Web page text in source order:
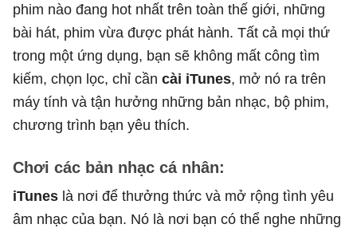
phim nào đang hot nhất trên toàn thế giới, những
bài hát, phim vừa được phát hành. Tất cả mọi thứ
trong một ứng dụng, bạn sẽ không mất công tìm
kiếm, chọn lọc, chỉ cần cài iTunes, mở nó ra trên
máy tính và tận hưởng những bản nhạc, bộ phim,
chương trình bạn yêu thích.
Chơi các bản nhạc cá nhân:
iTunes là nơi để thưởng thức và mở rộng tình yêu
âm nhạc của bạn. Nó là nơi bạn có thể nghe những